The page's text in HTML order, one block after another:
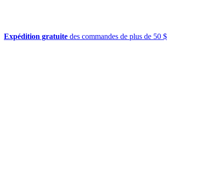
Expédition gratuite des commandes de plus de 50 $